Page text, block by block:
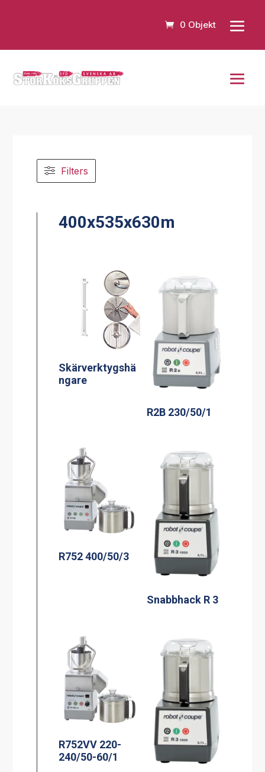
0 Objekt
Filters
400x535x630m
Skärverktygshä
ngare
R2B 230/50/1
R752 400/50/3
Snabbhack R 3
R752VV 220-
240/50-60/1